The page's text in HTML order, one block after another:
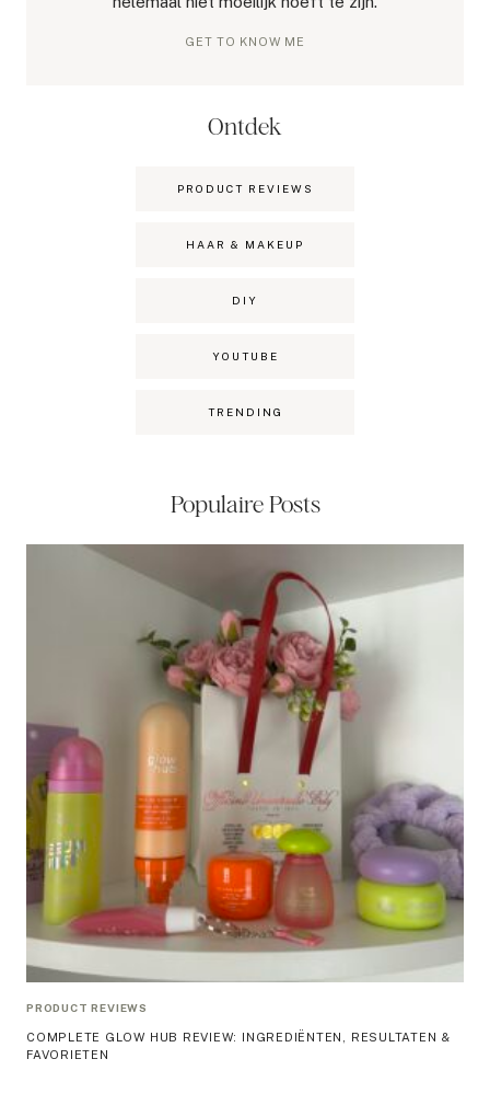
GET TO KNOW ME
Ontdek
PRODUCT REVIEWS
HAAR & MAKEUP
DIY
YOUTUBE
TRENDING
Populaire Posts
PRODUCT REVIEWS
COMPLETE GLOW HUB REVIEW: INGREDIËNTEN, RESULTATEN &
FAVORIETEN